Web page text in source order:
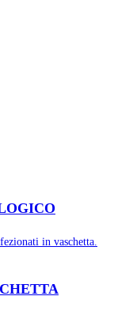
in vaschetta.